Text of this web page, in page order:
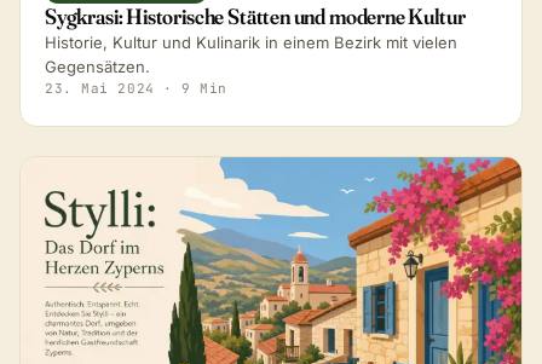
Sygkrasi: Historische Stätten und moderne Kultur
Historie, Kultur und Kulinarik in einem Bezirk mit vielen
Gegensätzen.
23. Mai 2024 · 9 Min